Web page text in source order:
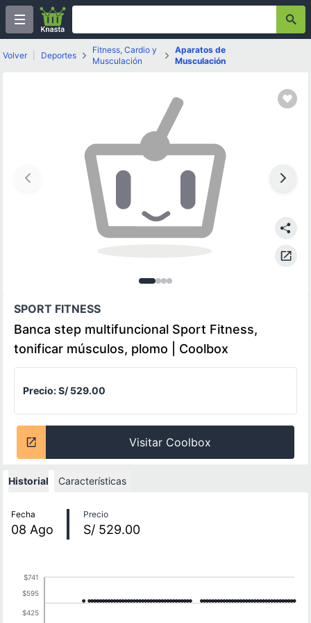
Volver Deportes
Fitness, Cardio y
Musculación
Aparatos de
Musculación
ImagenImagen
Imagen
Imagen
SPORT FITNESS
Banca step multifuncional Sport Fitness,
tonificar músculos, plomo | Coolbox
Precio:S/ 529.00
Visitar Coolbox
Historial Características
Fecha
08 Ago
Precio
S/ 529.00
$425
$595
$741